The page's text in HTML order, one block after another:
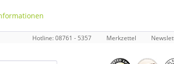
Hotline: 08761 - 5357 Merkzettel